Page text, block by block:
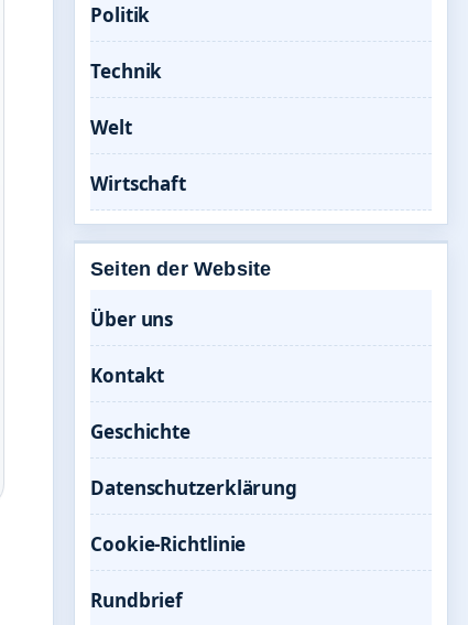
Politik
Technik
Welt
Wirtschaft
Seiten der Website
Über uns
Kontakt
Geschichte
Datenschutzerklärung
Cookie-Richtlinie
Rundbrief